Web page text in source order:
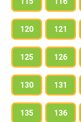
120 121
125 126
130 131
135 136